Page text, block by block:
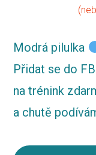
Modrá pilulka
Přidat se do
na trénink
a chutě